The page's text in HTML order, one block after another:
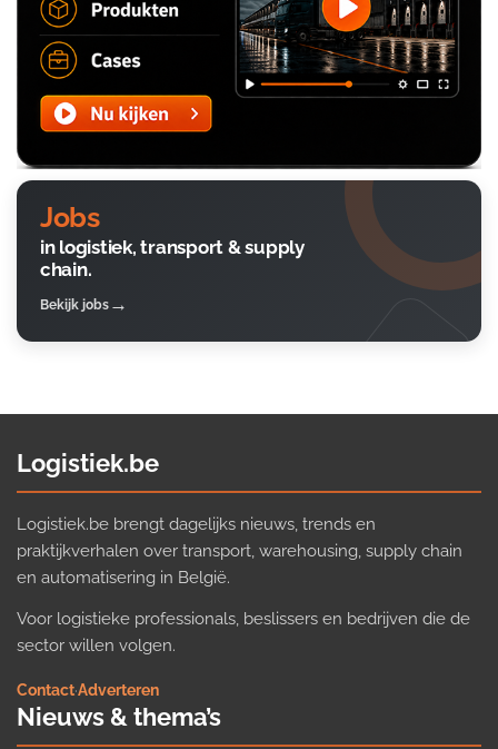
Jobs
in logistiek, transport & supply
chain.
Bekijk jobs
Logistiek.be
Logistiek.be brengt dagelijks nieuws, trends en
praktijkverhalen over transport, warehousing, supply chain
en automatisering in België.
Voor logistieke professionals, beslissers en bedrijven die de
sector willen volgen.
Contact·Adverteren
Nieuws & thema’s